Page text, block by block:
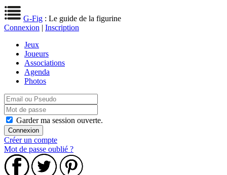
G-Fig : Le guide de la figurine
Connexion | Inscription
Jeux
Joueurs
Associations
Agenda
Photos
Garder ma session ouverte.
Créer un compte
Mot de passe oublié ?